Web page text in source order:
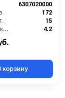
6307020000
Рабочее давление (бар):
172
Производительность (л/мин):
15
Мощность (кВт):
4.2
корзину